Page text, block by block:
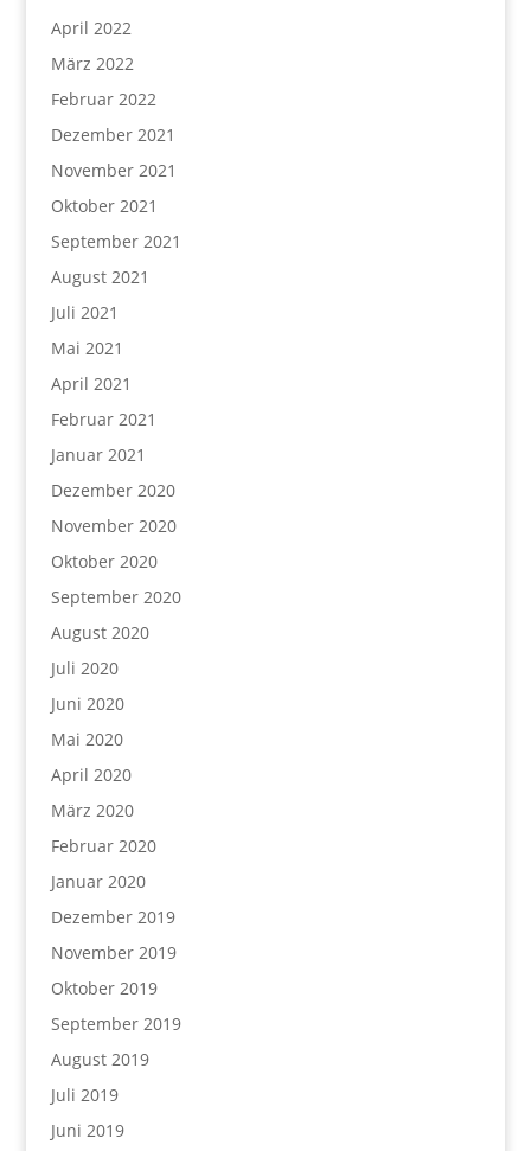
April 2022
März 2022
Februar 2022
Dezember 2021
November 2021
Oktober 2021
September 2021
August 2021
Juli 2021
Mai 2021
April 2021
Februar 2021
Januar 2021
Dezember 2020
November 2020
Oktober 2020
September 2020
August 2020
Juli 2020
Juni 2020
Mai 2020
April 2020
März 2020
Februar 2020
Januar 2020
Dezember 2019
November 2019
Oktober 2019
September 2019
August 2019
Juli 2019
Juni 2019